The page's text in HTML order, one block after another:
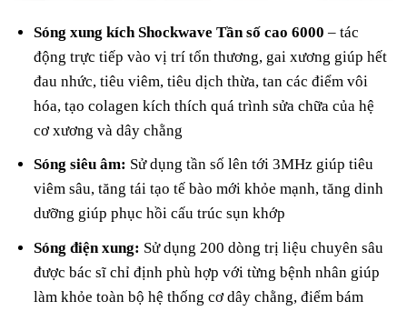
Sóng xung kích Shockwave Tần số cao 6000 – tác
động trực tiếp vào vị trí tổn thương, gai xương giúp hết
đau nhức, tiêu viêm, tiêu dịch thừa, tan các điểm vôi
hóa, tạo colagen kích thích quá trình sửa chữa của hệ
cơ xương và dây chằng
Sóng siêu âm: Sử dụng tần số lên tới 3MHz giúp tiêu
viêm sâu, tăng tái tạo tế bào mới khỏe mạnh, tăng dinh
dưỡng giúp phục hồi cấu trúc sụn khớp
Sóng điện xung: Sử dụng 200 dòng trị liệu chuyên sâu
được bác sĩ chỉ định phù hợp với từng bệnh nhân giúp
làm khỏe toàn bộ hệ thống cơ dây chằng, điểm bám